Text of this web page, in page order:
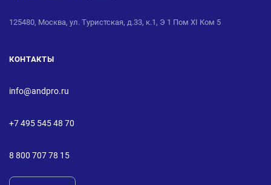
125480, Москва, ул. Туристская, д.33, к.1, Э 1 Пом XI Ком 5
КОНТАКТЫ
info@andpro.ru
+7 495 545 48 70
8 800 707 78 15